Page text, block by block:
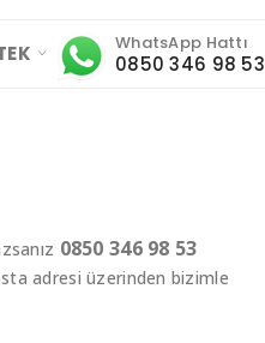
WhatsApp Hattı
0850 346 98 53
0850 346 98 53
adresi üzerinden bizimle